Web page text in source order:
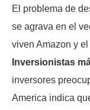
El problema de
se agrava en el
viven Amazon y
Inversionistas
inversores
America indica